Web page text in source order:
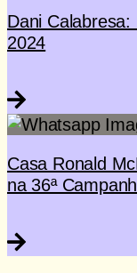
Dani
2024
Casa Ronald
na 36ª